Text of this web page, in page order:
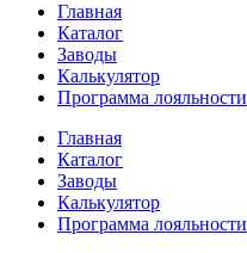
Главная
Каталог
Заводы
Калькулятор
Программа лояльности
Главная
Каталог
Заводы
Калькулятор
Программа лояльности